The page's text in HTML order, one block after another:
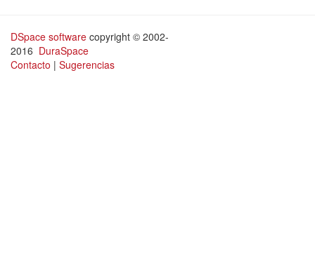
DSpace software copyright © 2002-
2016 DuraSpace
Contacto | Sugerencias